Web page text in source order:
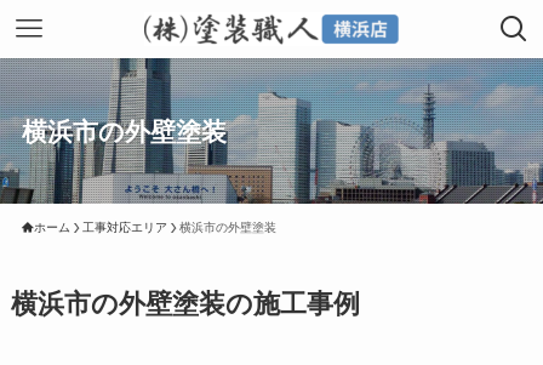
横浜市の外壁塗装
ホーム 工事対応エリア 横浜市の外壁塗装
横浜市の外壁塗装の施工事例